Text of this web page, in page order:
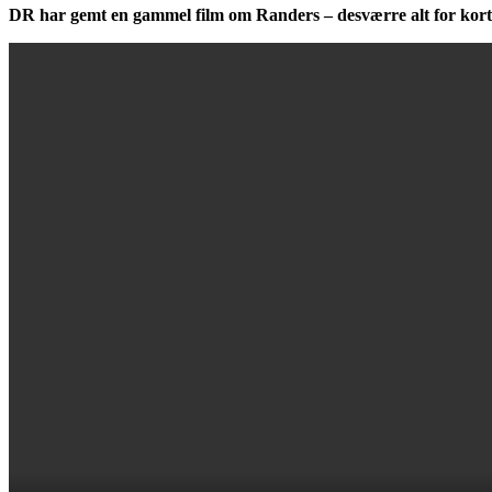
DR har gemt en gammel film om Randers – desværre alt for